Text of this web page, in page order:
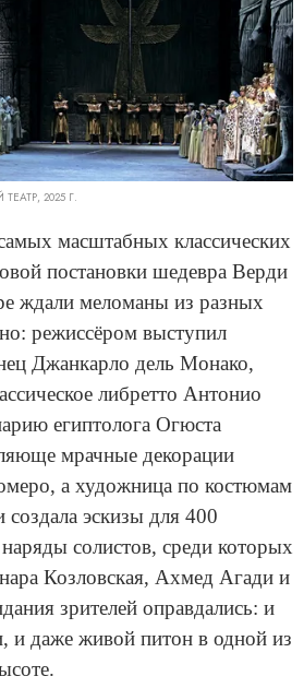
2025 Г.
масштабных классических
постановки шедевра Верди
ждали меломаны из разных
режиссёром выступил
Джанкарло дель Монако,
либретто Антонио
египтолога Огюста
мрачные декорации
а художница по костюмам
создала эскизы для 400
солистов, среди которых
Козловская, Ахмед Агади и
зрителей оправдались: и
и даже живой питон в одной из